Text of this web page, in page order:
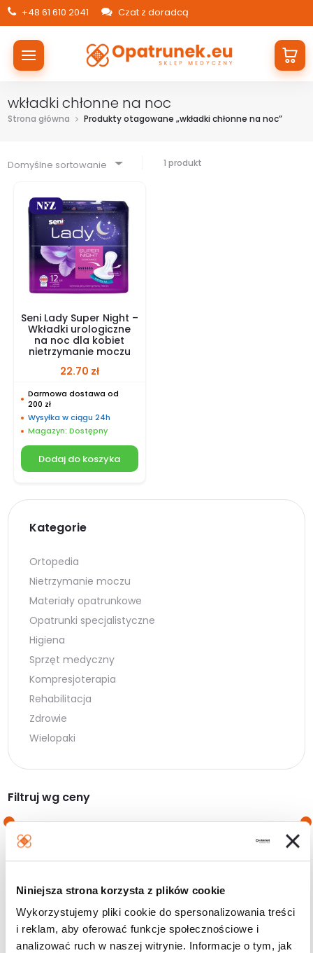
Niniejsza strona korzysta z plików cookie
Wykorzystujemy pliki cookie do spersonalizowania treści
i reklam, aby oferować funkcje społecznościowe i
analizować ruch w naszej witrynie. Informacje o tym, jak
+48 61 610 2041 Czat z doradcą
wkładki chłonne na noc
Strona główna Produkty otagowane „wkładki chłonne na noc”
Domyślne sortowanie 1 produkt
Seni Lady Super Night –
Wkładki urologiczne
na noc dla kobiet
nietrzymanie moczu
22.70 zł
Darmowa dostawa od
200 zł
Wysyłka w ciągu 24h
Magazyn: Dostępny
Dodaj do koszyka
Kategorie
Ortopedia
Nietrzymanie moczu
Materiały opatrunkowe
Opatrunki specjalistyczne
Higiena
Sprzęt medyczny
Kompresjoterapia
Rehabilitacja
Zdrowie
Wielopaki
Filtruj wg ceny
Filtruj